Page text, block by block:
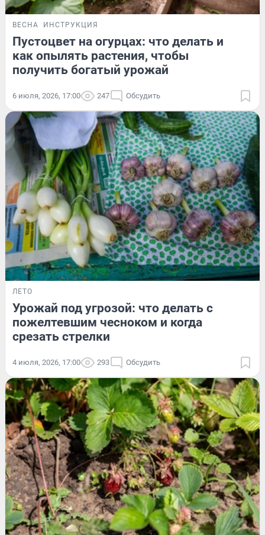
ВЕСНА ИНСТРУКЦИЯ
Пустоцвет на огурцах: что делать и
как опылять растения, чтобы
получить богатый урожай
6 июля, 2026, 17:00 247 Обсудить
ЛЕТО
Урожай под угрозой: что делать с
пожелтевшим чесноком и когда
срезать стрелки
4 июля, 2026, 17:00 293 Обсудить